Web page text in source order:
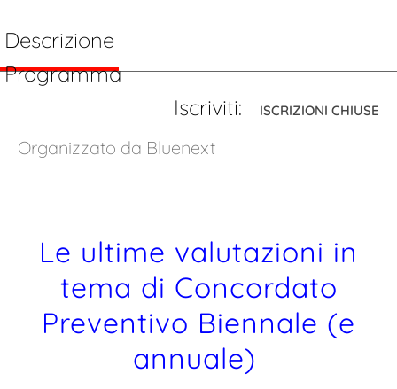
Descrizione
Programma
Iscriviti:
ISCRIZIONI CHIUSE
Organizzato da Bluenext
Le ultime valutazioni in
tema di Concordato
Preventivo Biennale (e
annuale)